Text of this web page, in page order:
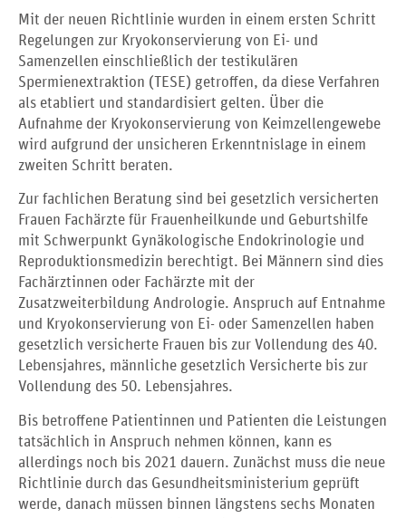
Mit der neuen Richtlinie wurden in einem ersten Schritt
Regelungen zur Kryokonservierung von Ei- und
Samenzellen einschließlich der testikulären
Spermienextraktion (TESE) getroffen, da diese Verfahren
als etabliert und standardisiert gelten. Über die
Aufnahme der Kryokonservierung von Keimzellengewebe
wird aufgrund der unsicheren Erkenntnislage in einem
zweiten Schritt beraten.
Zur fachlichen Beratung sind bei gesetzlich versicherten
Frauen Fachärzte für Frauenheilkunde und Geburtshilfe
mit Schwerpunkt Gynäkologische Endokrinologie und
Reproduktionsmedizin berechtigt. Bei Männern sind dies
Fachärztinnen oder Fachärzte mit der
Zusatzweiterbildung Andrologie. Anspruch auf Entnahme
und Kryokonservierung von Ei- oder Samenzellen haben
gesetzlich versicherte Frauen bis zur Vollendung des 40.
Lebensjahres, männliche gesetzlich Versicherte bis zur
Vollendung des 50. Lebensjahres.
Bis betroffene Patientinnen und Patienten die Leistungen
tatsächlich in Anspruch nehmen können, kann es
allerdings noch bis 2021 dauern. Zunächst muss die neue
Richtlinie durch das Gesundheitsministerium geprüft
werde, danach müssen binnen längstens sechs Monaten